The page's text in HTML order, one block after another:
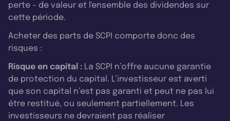
perte - de valeur et l'ensemble des dividendes sur
cette période.
Acheter des parts de SCPI comporte donc des
risques :
Risque en capital : La SCPI n’offre aucune garantie
de protection du capital. L’investisseur est averti
que son capital n’est pas garanti et peut ne pas lui
être restitué, ou seulement partiellement. Les
investisseurs ne devraient pas réaliser